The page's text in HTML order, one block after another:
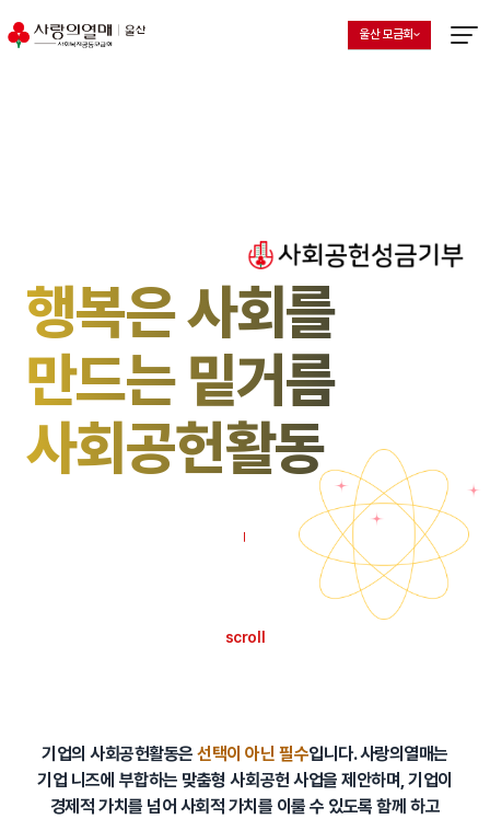
지회 선택 목록 열기
현재 선택된 지회
울산 모금회
행복은 사회를
만드는 밑거름
사회공헌활동
scroll
기업의 사회공헌활동은선택이 아닌 필수입니다.사랑의열매는
기업 니즈에 부합하는 맞춤형 사회공헌 사업을 제안하며, 기업이
경제적 가치를 넘어 사회적 가치를 이룰 수 있도록 함께 하고